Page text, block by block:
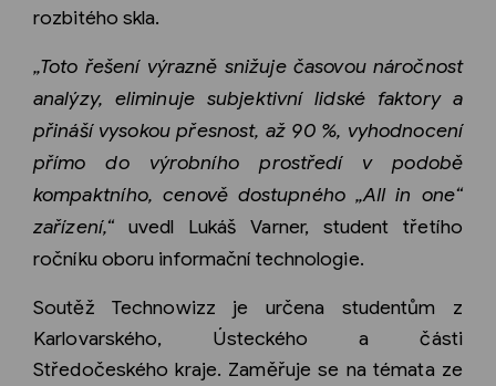
rozbitého skla.
„Toto řešení výrazně snižuje časovou náročnost
analýzy, eliminuje subjektivní lidské faktory a
přináší vysokou přesnost, až 90 %, vyhodnocení
přímo do výrobního prostředí v podobě
kompaktního, cenově dostupného „AII in one“
zařízení,“ uvedl Lukáš Varner, student třetího
ročníku oboru informační technologie.
Soutěž Technowizz je určena studentům z
Karlovarského, Ústeckého a části
Středočeského kraje. Zaměřuje se na témata ze